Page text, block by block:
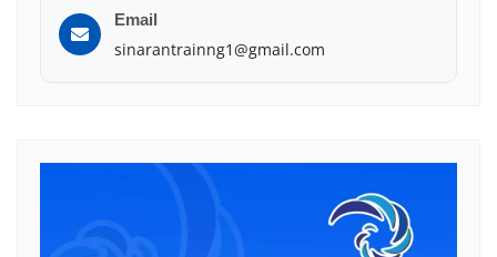
Email
sinarantrainng1@gmail.com